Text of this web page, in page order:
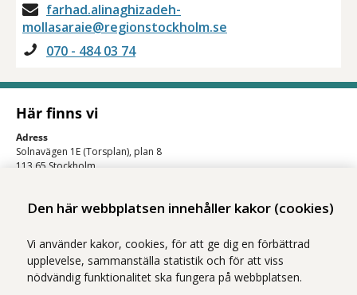
Den här webbplatsen innehåller kakor (cookies)
Vi använder kakor, cookies, för att ge dig en förbättrad
upplevelse, sammanställa statistik och för att viss
nödvändig funktionalitet ska fungera på webbplatsen.
farhad.alinaghizadeh-
mollasaraie@regionstockholm.se
070 - 484 03 74
Här finns vi
Adress
Solnavägen 1E (Torsplan), plan 8
113 65 Stockholm